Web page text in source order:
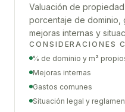
Valuación de
porcentaje de dominio,
mejoras internas y
CONSIDERACIONES
% de dominio y m²
Mejoras internas
Gastos comunes
Situación legal y